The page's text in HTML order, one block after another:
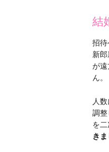
結
招待
新
が
ん。
人
調
を
き